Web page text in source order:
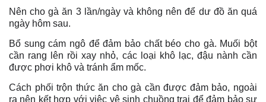
Nên cho gà ăn 3 lần/ngày và không nên để dư đồ ăn quá
ngày hôm sau.
Bổ sung cám ngô để đảm bảo chất béo cho gà. Muối bột
cần rang lên rồi xay nhỏ, các loại khô lạc, đậu nành cần
được phơi khô và tránh ẩm mốc.
Cách phối trộn thức ăn cho gà cần được đảm bảo, ngoài
ra nên kết hợp với việc vệ sinh chuồng trại để đảm bảo sự